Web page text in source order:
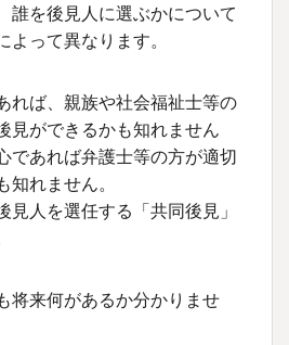
誰を後見人に選ぶかについて
よって異なります。
れば、親族や社会福祉士等の
見ができるかも知れません
であれば弁護士等の方が適切
知れません。
見人を選任する「共同後見」
将来何があるか分かりませ